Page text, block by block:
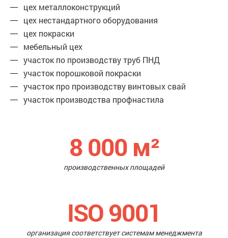
цех металлоконструкций
цех нестандартного оборудования
цех покраски
мебельный цех
участок по производству труб ПНД
участок порошковой покраски
участок про производству винтовых свай
участок производства профнастила
8 000 м²
производственных площадей
ISO 9001
организация соответствует системам менеджмента